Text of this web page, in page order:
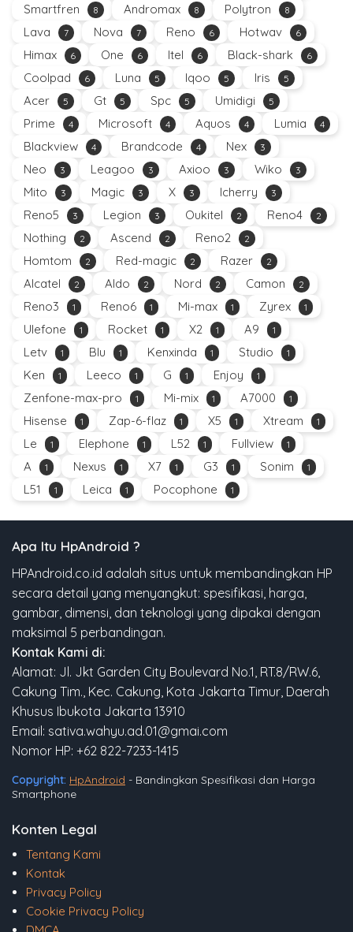
Smartfren 8 Andromax 8 Polytron 8
Lava 7 Nova 7 Reno 6 Hotwav 6
Himax 6 One 6 Itel 6 Black-shark 6
Coolpad 6 Luna 5 Iqoo 5 Iris 5
Acer 5 Gt 5 Spc 5 Umidigi 5
Prime 4 Microsoft 4 Aquos 4 Lumia 4
Blackview 4 Brandcode 4 Nex 3
Neo 3 Leagoo 3 Axioo 3 Wiko 3
Mito 3 Magic 3 X 3 Icherry 3
Reno5 3 Legion 3 Oukitel 2 Reno4 2
Nothing 2 Ascend 2 Reno2 2
Homtom 2 Red-magic 2 Razer 2
Alcatel 2 Aldo 2 Nord 2 Camon 2
Reno3 1 Reno6 1 Mi-max 1 Zyrex 1
Ulefone 1 Rocket 1 X2 1 A9 1
Letv 1 Blu 1 Kenxinda 1 Studio 1
Ken 1 Leeco 1 G 1 Enjoy 1
Zenfone-max-pro 1 Mi-mix 1 A7000 1
Hisense 1 Zap-6-flaz 1 X5 1 Xtream 1
Le 1 Elephone 1 L52 1 Fullview 1
A 1 Nexus 1 X7 1 G3 1 Sonim 1
L51 1 Leica 1 Pocophone 1
Apa Itu HpAndroid ?
HPAndroid.co.id adalah situs untuk membandingkan HP
secara detail yang menyangkut: spesifikasi, harga,
gambar, dimensi, dan teknologi yang dipakai dengan
maksimal 5 perbandingan.
Kontak Kami di:
Alamat: Jl. Jkt Garden City Boulevard No.1, RT.8/RW.6,
Cakung Tim., Kec. Cakung, Kota Jakarta Timur, Daerah
Khusus Ibukota Jakarta 13910
Email: sativa.wahyu.ad.01@gmai.com
Nomor HP: +62 822-7233-1415
Copyright: HpAndroid - Bandingkan Spesifikasi dan Harga
Smartphone
Konten Legal
Tentang Kami
Kontak
Privacy Policy
Cookie Privacy Policy